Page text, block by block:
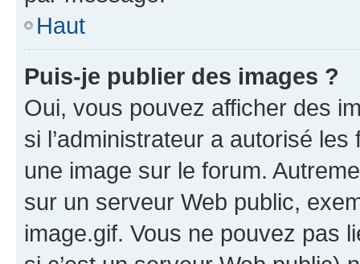
Haut
Puis-je publier des images ?
Oui, vous pouvez afficher des
si l’administrateur a autorisé
une image sur le forum.
sur un serveur Web public,
image.gif. Vous ne pouvez pas